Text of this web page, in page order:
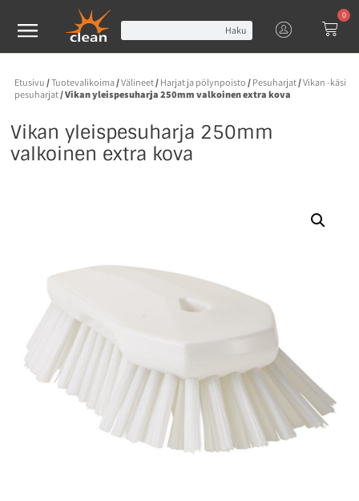
Haku
0
Etusivu /Tuotevalikoima/Välineet/ Harjat ja pölynpoisto / Pesuharjat/Vikan -käsi
pesuharjat/ Vikan yleispesuharja 250mm valkoinen extra kova
Vikan yleispesuharja 250mm
valkoinen extra kova